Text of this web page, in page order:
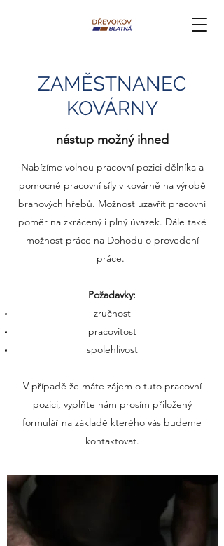
ZAMĚSTNANEC
KOVÁRNY
nástup možný ihned
Nabízíme volnou pracovní pozici dělníka a
pomocné pracovní síly v kovárně na výrobě
branových hřebů. Možnost uzavřít pracovní
poměr na zkrácený i plný úvazek. Dále také
možnost práce na Dohodu o provedení
práce.
Požadavky:
zručnost
pracovitost
spolehlivost
V případě že máte zájem o tuto pracovní
pozici, vyplňte nám prosím přiložený
formulář na základě kterého vás budeme
kontaktovat.